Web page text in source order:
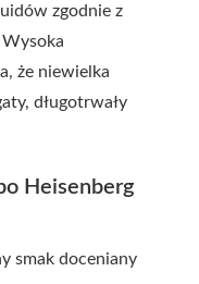
zgodnie z
że niewielka
długotrwały
Heisenberg
smak doceniany